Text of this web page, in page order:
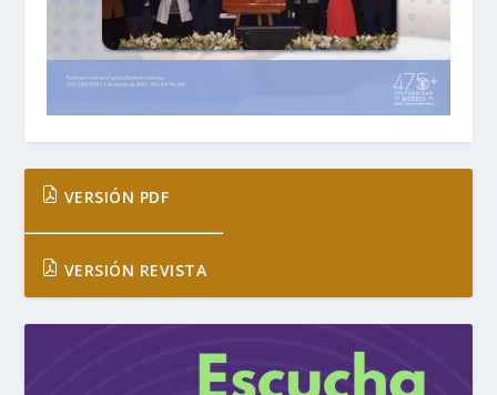
VERSIÓN PDF
VERSIÓN REVISTA